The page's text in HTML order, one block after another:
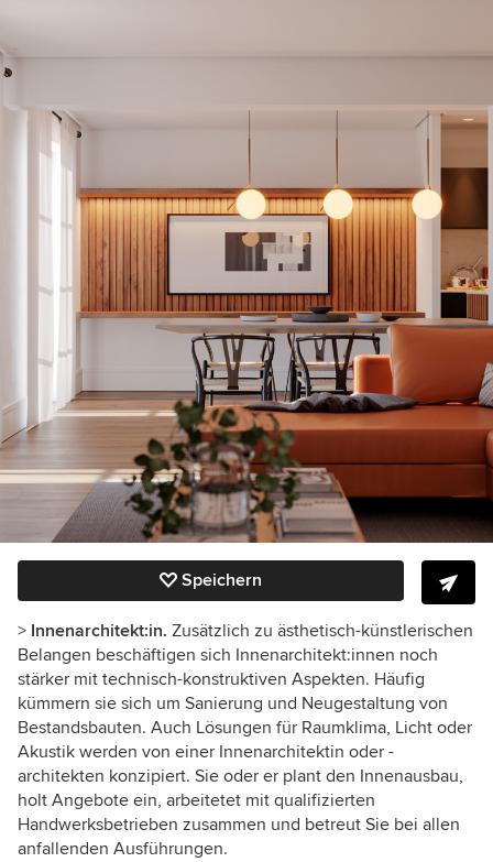
Speichern
> Innenarchitekt:in. Zusätzlich zu ästhetisch-künstlerischen
Belangen beschäftigen sich Innenarchitekt:innen noch
stärker mit technisch-konstruktiven Aspekten. Häufig
kümmern sie sich um Sanierung und Neugestaltung von
Bestandsbauten. Auch Lösungen für Raumklima, Licht oder
Akustik werden von einer Innenarchitektin oder -
architekten konzipiert. Sie oder er plant den Innenausbau,
holt Angebote ein, arbeitetet mit qualifizierten
Handwerksbetrieben zusammen und betreut Sie bei allen
anfallenden Ausführungen.